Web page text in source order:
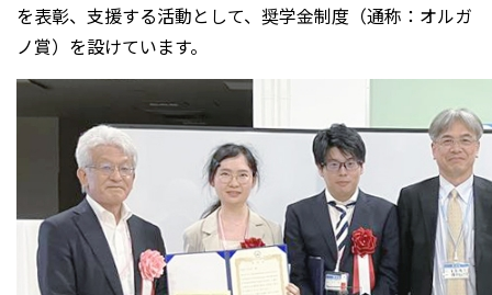
を表彰、支援する活動として、奨学金制度（通称：オルガ
ノ賞）を設けています。